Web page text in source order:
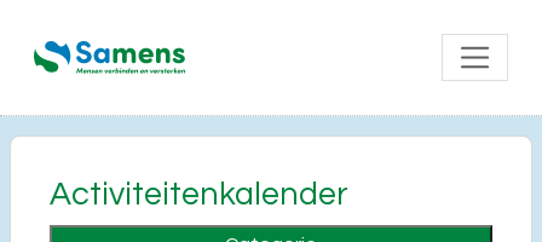
Activiteitenkalender